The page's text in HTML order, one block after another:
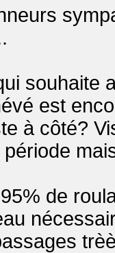
souhaite
est
à côté?
de